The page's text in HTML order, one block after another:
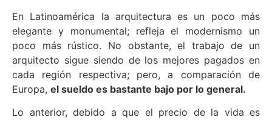
En Latinoamérica la arquitectura es un poco más
elegante y monumental; refleja el modernismo un
poco más rústico. No obstante, el trabajo de un
arquitecto sigue siendo de los mejores pagados en
cada región respectiva; pero, a comparación de
Europa, el sueldo es bastante bajo por lo general.
Lo anterior, debido a que el precio de la vida es